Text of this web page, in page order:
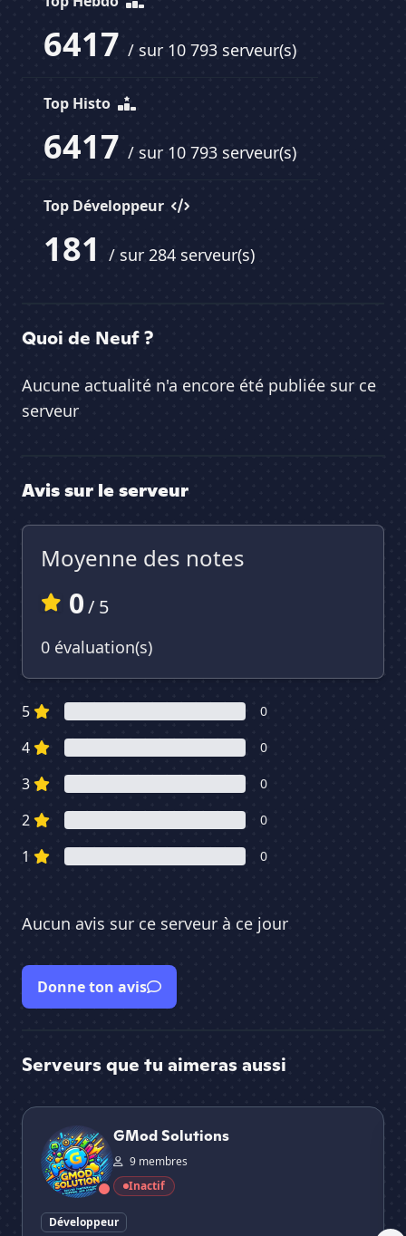
6417 / sur 10 793 serveur(s)
Top Histo
6417 / sur 10 793 serveur(s)
Top Développeur
181 / sur 284 serveur(s)
Quoi de Neuf ?
Aucune actualité n'a encore été publiée sur ce
serveur
Avis sur le serveur
Moyenne des notes
0/ 5
0 évaluation(s)
5 0
4 0
3 0
2 0
1 0
Aucun avis sur ce serveur à ce jour
Donne ton avis
Serveurs que tu aimeras aussi
GMod Solutions
GMod Solutions
9 membres
Inactif
Développeur